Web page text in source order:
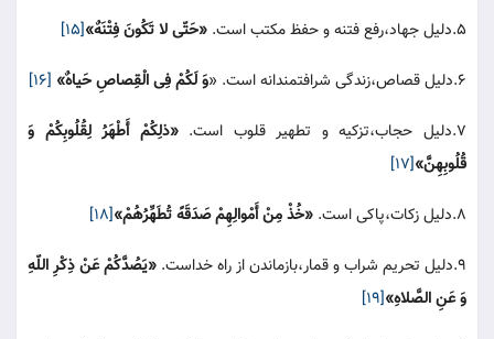
5.دلیل جهاد،رفع فتنه و حفظ مکتب است. «حَتّی لا تَکُونَ فِتْنَهٌ»[15]
6.دلیل قصاص،زندگی شرافتمندانه است. « وَ لَکُمْ فِی الْقِصاصِ حَیاهٌ» [16]
7.دلیل حجاب،تزکیه و تطهیر قلوب است.
«ذلِکُمْ أَطْهَرُ لِقُلُوبِکُمْ وَ
قُلُوبِهِنَّ»[17]
8.دلیل زکات،پاکی است. «خُذْ مِنْ أَمْوالِهِمْ صَدَقَهً تُطَهِّرُهُمْ»[18]
9.دلیل تحریم شراب و قمار،بازماندن از راه خداست.
«یَصُدَّکُمْ عَنْ ذِکْرِ اللّهِ
وَ عَنِ الصَّلاهِ»[19]